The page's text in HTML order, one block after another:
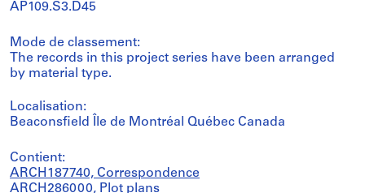
AP109.S3.D45
Mode de classement:
The records in this project series have been arranged
by material type.
Localisation:
Beaconsfield Île de Montréal Québec Canada
Contient:
ARCH187740, Correspondence
ARCH286000, Plot plans